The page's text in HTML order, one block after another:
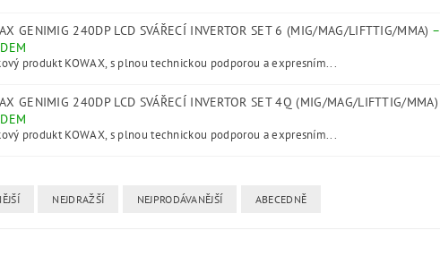
GENIMIG 240DP LCD SVÁŘECÍ INVERTOR SET 6 (MIG/MAG/LIFTTIG/MMA) –
produkt KOWAX, s plnou technickou podporou a expresním...
GENIMIG 240DP LCD SVÁŘECÍ INVERTOR SET 4Q (MIG/MAG/LIFTTIG/MMA)
produkt KOWAX, s plnou technickou podporou a expresním...
NEJDRAŽŠÍ NEJPRODÁVANĚJŠÍ ABECEDNĚ